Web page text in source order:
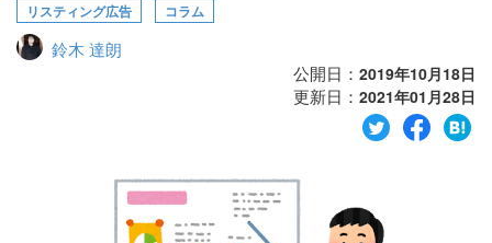
代理店の乗り換えをお考えの方
お問い合わせ
リスティング広告 コラム
鈴木 達朗
公開日： 2019年10月18日
更新日： 2021年01月28日